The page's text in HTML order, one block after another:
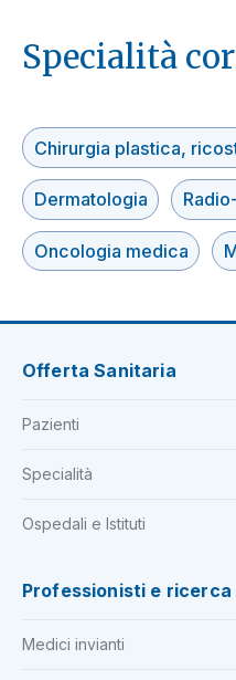
Specialità
Chirurgia plastica,
Dermatologia
Oncologia medica
Offerta Sanitaria
Pazienti
Specialità
Ospedali e Istituti
Professionisti e ricerca
Medici invianti